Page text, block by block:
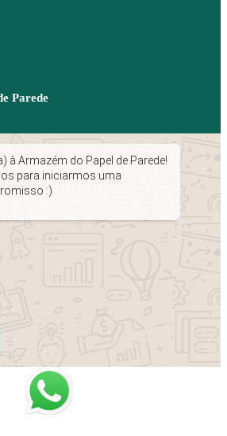
Parede
à Armazém do Papel de Parede!
para iniciarmos uma
:)